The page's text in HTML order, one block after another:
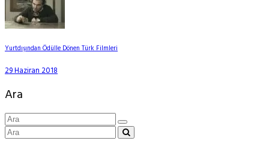
Yurtdışından Ödülle Dönen Türk Filmleri
29 Haziran 2018
Ara